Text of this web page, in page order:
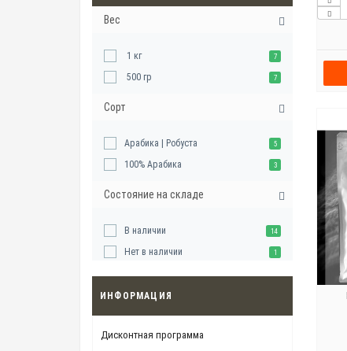
Вес
1 кг 7
500 гр 7
Сорт
Арабика | Робуста 5
100% Арабика 3
Состояние на складе
В наличии 14
Нет в наличии 1
ИНФОРМАЦИЯ
Дисконтная программа